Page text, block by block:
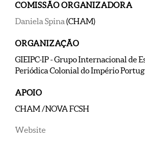
COMISSÃO ORGANIZADORA
Daniela Spina (CHAM)
ORGANIZAÇÃO
GIEIPC-IP - Grupo Internacional de
Periódica Colonial do Império
APOIO
CHAM /NOVA FCSH
Website